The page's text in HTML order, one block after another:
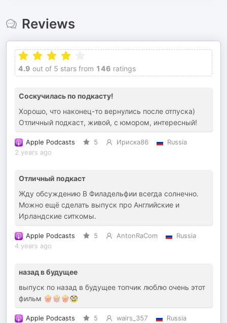
Reviews
4.9 out of 5 stars from 146 ratings
Соскучилась по подкасту!
Хорошо, что наконец-то вернулись после отпуска)
Отличный подкаст, живой, с юмором, интересный!
Apple Podcasts 5 Ириска86
Russia
2 years ago
Отличный подкаст
Жду обсуждению В Филадельфии всегда солнечно.
Можно ещё сделать выпуск про Английские и
Ирландские ситкомы.
Apple Podcasts 5 AntonRaCom
Russia
4 years ago
назад в будущее
выпуск по назад в будущее топчик люблю очень этот
фильм 🍿🍿🍿🥸
Apple Podcasts 5 wairs_357
Russia